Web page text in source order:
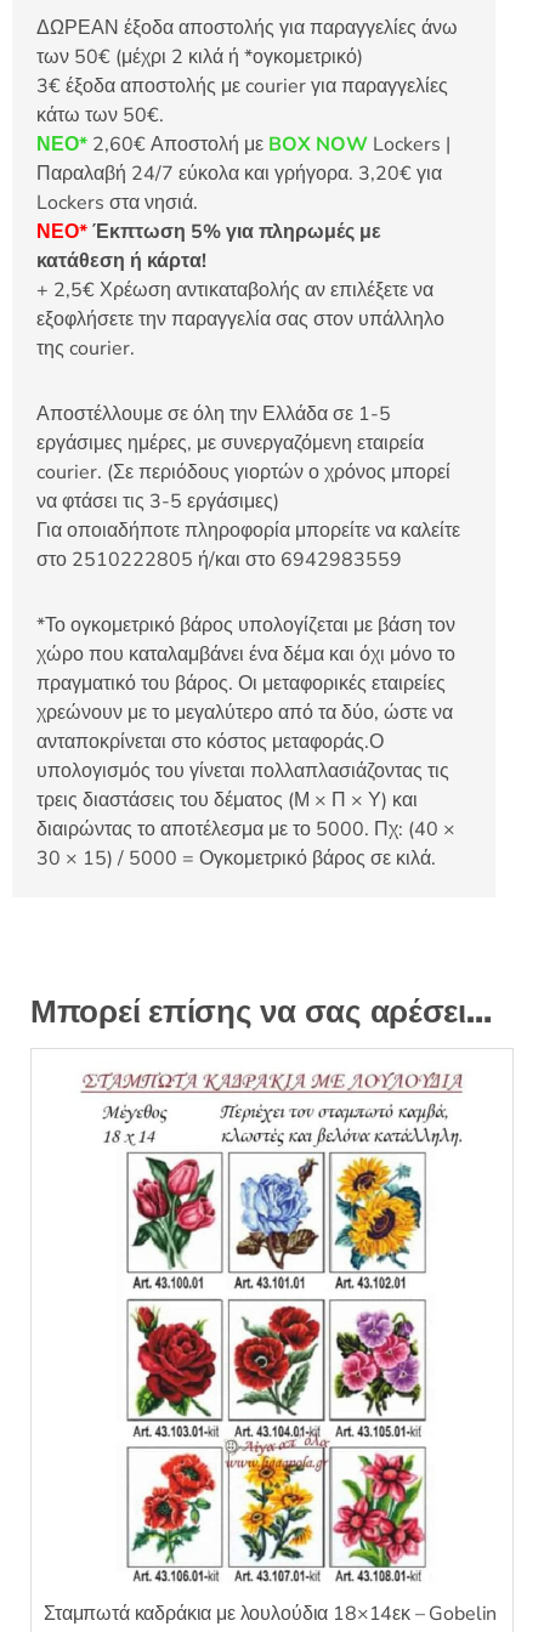
ΔΩΡΕΑΝ έξοδα αποστολής για παραγγελίες άνω
των 50€ (μέχρι 2 κιλά ή *ογκομετρικό)
3€ έξοδα αποστολής με courier για παραγγελίες
κάτω των 50€.
ΝΕΟ* 2,60€ Αποστολή με BOX NOW Lockers |
Παραλαβή 24/7 εύκολα και γρήγορα. 3,20€ για
Lockers στα νησιά.
ΝΕΟ*Έκπτωση 5% για πληρωμές με
κατάθεση ή κάρτα!
+ 2,5€ Χρέωση αντικαταβολής αν επιλέξετε να
εξοφλήσετε την παραγγελία σας στον υπάλληλο
της courier.
Αποστέλλουμε σε όλη την Ελλάδα σε 1-5
εργάσιμες ημέρες, με συνεργαζόμενη εταιρεία
courier. (Σε περιόδους γιορτών ο χρόνος μπορεί
να φτάσει τις 3-5 εργάσιμες)
Για οποιαδήποτε πληροφορία μπορείτε να καλείτε
στο 2510222805 ή/και στο 6942983559
*Το ογκομετρικό βάρος υπολογίζεται με βάση τον
χώρο που καταλαμβάνει ένα δέμα και όχι μόνο το
πραγματικό του βάρος. Οι μεταφορικές εταιρείες
χρεώνουν με το μεγαλύτερο από τα δύο, ώστε να
ανταποκρίνεται στο κόστος μεταφοράς.Ο
υπολογισμός του γίνεται πολλαπλασιάζοντας τις
τρεις διαστάσεις του δέματος (Μ × Π × Υ) και
διαιρώντας το αποτέλεσμα με το 5000. Πχ: (40 ×
30 × 15) / 5000 = Ογκομετρικό βάρος σε κιλά.
Μπορεί επίσης να σας αρέσει…
Σταμπωτά καδράκια με λουλούδια 18×14εκ – Gobelin